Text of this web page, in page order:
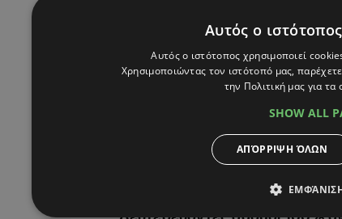
Τελεσίγραφο Τραμπ στη Ρωσία:
Αυτός ο
Αυτός ο ιστότοπος χρησιμοποιεί
Χρησιμοποιώντας τον ιστότοπό μας,
την Πολιτική μας για
SHOW ALL
ΑΠΌΡΡΙΨΗ ΌΛΩΝ